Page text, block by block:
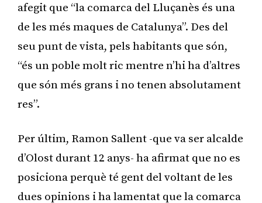
afegit que “la comarca del Lluçanès és una
de les més maques de Catalunya”. Des del
seu punt de vista, pels habitants que són,
“és un poble molt ric mentre n’hi ha d’altres
que són més grans i no tenen absolutament
res”.
Per últim, Ramon Sallent -que va ser alcalde
d’Olost durant 12 anys- ha afirmat que no es
posiciona perquè té gent del voltant de les
dues opinions i ha lamentat que la comarca